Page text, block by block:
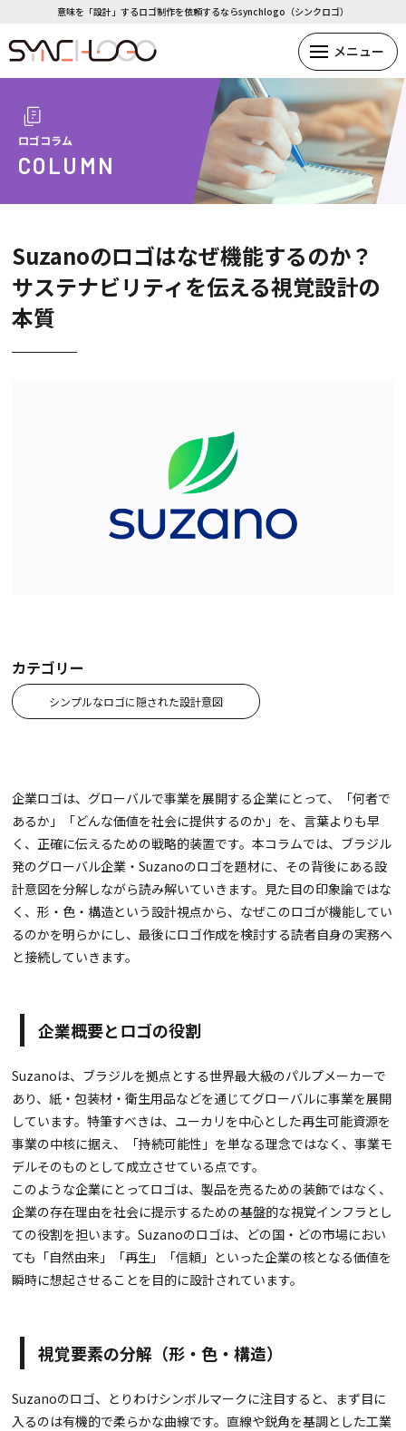
意味を「設計」するロゴ制作を依頼するならsynchlogo（シンクロゴ）
ロゴコラム
COLUMN
Suzanoのロゴはなぜ機能するのか？
サステナビリティを伝える視覚設計の
本質
カテゴリー
シンプルなロゴに隠された設計意図
企業ロゴは、グローバルで事業を展開する企業にとって、「何者で
あるか」「どんな価値を社会に提供するのか」を、言葉よりも早
く、正確に伝えるための戦略的装置です。本コラムでは、ブラジル
発のグローバル企業・Suzanoのロゴを題材に、その背後にある設
計意図を分解しながら読み解いていきます。見た目の印象論ではな
く、形・色・構造という設計視点から、なぜこのロゴが機能してい
るのかを明らかにし、最後にロゴ作成を検討する読者自身の実務へ
と接続していきます。
企業概要とロゴの役割
Suzanoは、ブラジルを拠点とする世界最大級のパルプメーカーで
あり、紙・包装材・衛生用品などを通じてグローバルに事業を展開
しています。特筆すべきは、ユーカリを中心とした再生可能資源を
事業の中核に据え、「持続可能性」を単なる理念ではなく、事業モ
デルそのものとして成立させている点です。
このような企業にとってロゴは、製品を売るための装飾ではなく、
企業の存在理由を社会に提示するための基盤的な視覚インフラとし
ての役割を担います。Suzanoのロゴは、どの国・どの市場におい
ても「自然由来」「再生」「信頼」といった企業の核となる価値を
瞬時に想起させることを目的に設計されています。
視覚要素の分解（形・色・構造）
Suzanoのロゴ、とりわけシンボルマークに注目すると、まず目に
入るのは有機的で柔らかな曲線です。直線や鋭角を基調とした工業